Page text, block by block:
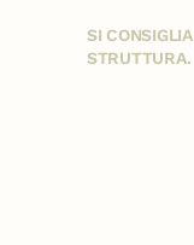
SI
STRUTTURA.